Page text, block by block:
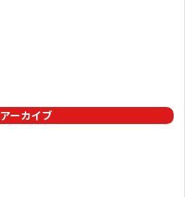
アーカイブ